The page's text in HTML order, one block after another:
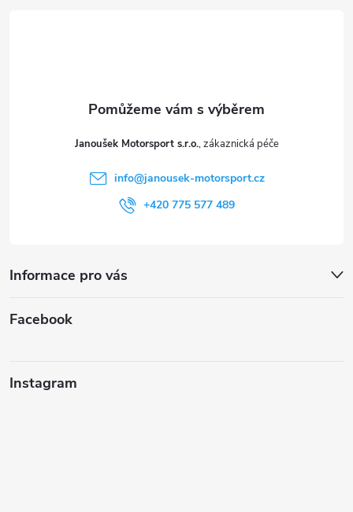
Janoušek Motorsport s.r.o.
info@janousek-motorsport.cz
+420 775 577 489
Informace pro vás
Facebook
Instagram